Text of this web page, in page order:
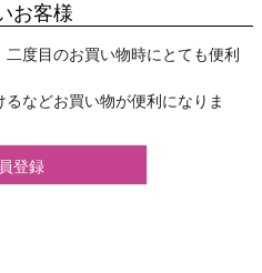
お客様
度目のお買い物時にとても便利
などお買い物が便利になりま
登録